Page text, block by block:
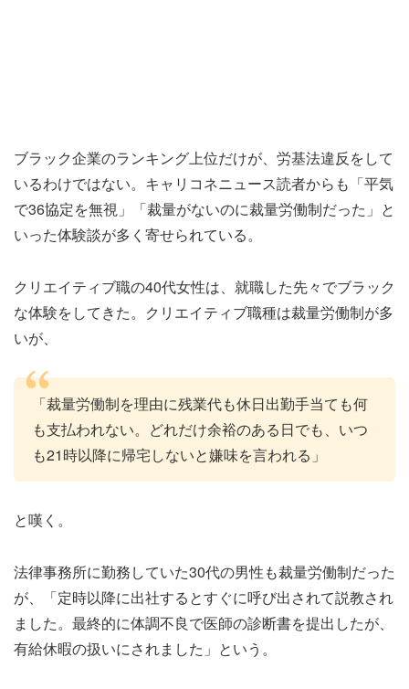
ブラック企業のランキング上位だけが、労基法違反をして
いるわけではない。キャリコネニュース読者からも「平気
で36協定を無視」「裁量がないのに裁量労働制だった」と
いった体験談が多く寄せられている。
クリエイティブ職の40代女性は、就職した先々でブラック
な体験をしてきた。クリエイティブ職種は裁量労働制が多
いが、
「裁量労働制を理由に残業代も休日出勤手当ても何
も支払われない。どれだけ余裕のある日でも、いつ
も21時以降に帰宅しないと嫌味を言われる」
と嘆く。
法律事務所に勤務していた30代の男性も裁量労働制だった
が、「定時以降に出社するとすぐに呼び出されて説教され
ました。最終的に体調不良で医師の診断書を提出したが、
有給休暇の扱いにされました」という。